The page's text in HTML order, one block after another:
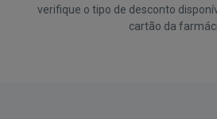
verifique o tipo de desconto
cartão da